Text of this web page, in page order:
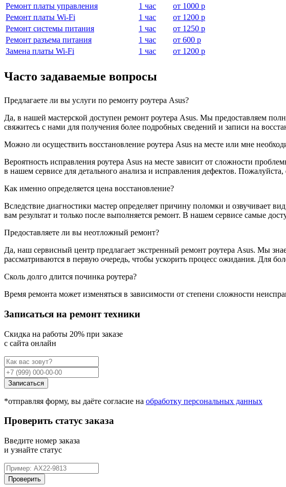
Ремонт платы управления
1 час от 1000 р
Ремонт платы Wi-Fi
1 час от 1200 р
Ремонт системы питания
1 час от 1250 р
Ремонт разъема питания
1 час от 600 р
Замена платы Wi-Fi
1 час от 1200 р
Часто задаваемые вопросы
Предлагаете ли вы услуги по ремонту роутера Asus?
Да, в нашей мастерской доступен ремонт роутера Asus. Мы предоставляем
свяжитесь с нами для получения более подробных сведений и записи на
Можно ли осуществить восстановление роутера Asus на месте или мне
Вероятность исправления роутера Asus на месте зависит от сложности
в нашем сервисе для детального анализа и исправления дефектов.
Как именно определяется цена восстановление?
Вследствие диагностики мастер определяет причину поломки и озвучивает
вам результат и только после выполняется ремонт. В нашем сервисе самые
Предоставляете ли вы неотложный ремонт?
Да, наш сервисный центр предлагает экстренный ремонт роутера Asus. Мы
рассматриваются в первую очередь, чтобы ускорить процесс ожидания. Для
Сколь долго длится починка роутера?
Время ремонта может изменяться в зависимости от степени сложности
Записаться на ремонт техники
Cкидка на работы 20% при заказе
с сайта онлайн
Записаться
*отправляя форму, вы даёте согласие на обработку персональных данных
Проверить статус заказа
Введите номер заказа
и узнайте статус
Проверить